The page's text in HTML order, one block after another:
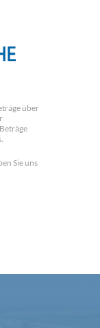
über
Sie uns